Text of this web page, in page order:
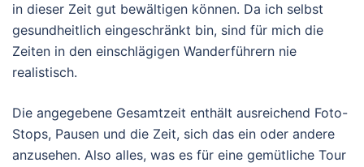
in dieser Zeit gut bewältigen können. Da ich selbst
gesundheitlich eingeschränkt bin, sind für mich die
Zeiten in den einschlägigen Wanderführern nie
realistisch.
Die angegebene Gesamtzeit enthält ausreichend Foto-
Stops, Pausen und die Zeit, sich das ein oder andere
anzusehen. Also alles, was es für eine gemütliche Tour